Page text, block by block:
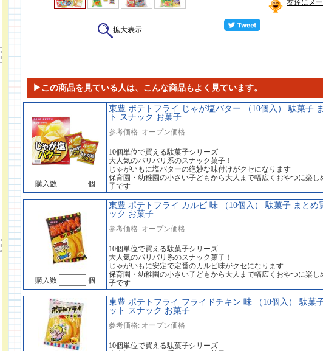
拡大表示
友達にメ
▶この商品を見ている人は、こんな商品もよく見ています。
購入数 個
東豊 ポテトフライ じゃが塩バター （10個入） 駄菓子
ト スナック お菓子
参考価格: オープン価格
10個単位で買える駄菓子シリーズ
大人気のパリパリ系のスナック菓子！
じゃがいもに塩バターの絶妙な味付けがクセになります
保育園・幼稚園の小さい子どもから大人まで幅広くおやつに楽し
子です
購入数 個
東豊 ポテトフライ カルビ 味 （10個入） 駄菓子 まとめ
ック お菓子
参考価格: オープン価格
10個単位で買える駄菓子シリーズ
大人気のパリパリ系のスナック菓子！
じゃがいもに安定で定番のカルビ味がクセになります
保育園・幼稚園の小さい子どもから大人まで幅広くおやつに楽し
子です
東豊 ポテトフライ フライドチキン 味 （10個入） 駄菓
ット スナック お菓子
参考価格: オープン価格
10個単位で買える駄菓子シリーズ